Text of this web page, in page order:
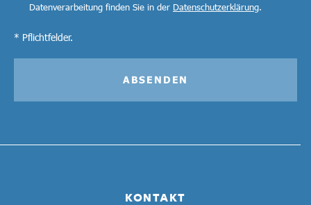
KONTAKT
Datenverarbeitung finden Sie in der Datenschutzerklärung.
* Pflichtfelder.
ABSENDEN